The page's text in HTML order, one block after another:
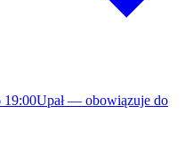
19:00Upał — obowiązuje do